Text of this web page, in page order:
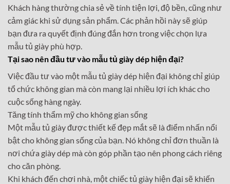
Khách hàng thường chia sẻ về tính tiện lợi, độ bền, cũng như
cảm giác khi sử dụng sản phẩm. Các phản hồi này sẽ giúp
bạn đưa ra quyết định đúng đắn hơn trong việc chọn lựa
mẫu tủ giày phù hợp.
Tại sao nên đầu tư vào mẫu tủ giày dép hiện đại?
Việc đầu tư vào một mẫu tủ giày dép hiện đại không chỉ giúp
tổ chức không gian mà còn mang lại nhiều lợi ích khác cho
cuộc sống hàng ngày.
Tăng tính thẩm mỹ cho không gian sống
Một mẫu tủ giày được thiết kế đẹp mắt sẽ là điểm nhấn nổi
bật cho không gian sống của bạn. Nó không chỉ đơn thuần là
nơi chứa giày dép mà còn góp phần tạo nên phong cách riêng
cho căn phòng.
Khi khách đến chơi nhà, một chiếc tủ giày hiện đại sẽ khiến